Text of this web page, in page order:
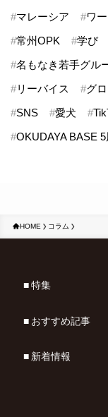
#マレーシア #ワ
#常州OPK #学び
#名もなき若手グル
#リーバイス #グ
#SNS #愛犬 #
#OKUDAYA BASE
HOME コラム
特集
おすすめ記事
新着情報